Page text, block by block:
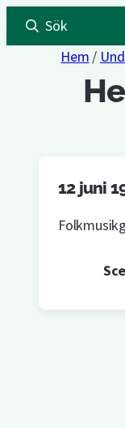
Sök
Hem /
12 juni